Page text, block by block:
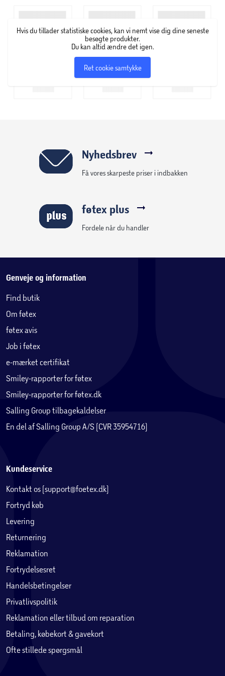
Dukker sælges separat.
Hvis du tillader statistiske cookies, kan vi nemt vise dig dine seneste
besøgte produkter.
Du kan altid ændre det igen.
Ret cookie samtykke
Nyhedsbrev
Få vores skarpeste priser i indbakken
føtex plus
Fordele når du handler
Genveje og information
Find butik
Om føtex
føtex avis
Job i føtex
e-mærket certifikat
Smiley-rapporter for føtex
Smiley-rapporter for føtex.dk
Salling Group tilbagekaldelser
En del af Salling Group A/S (CVR 35954716)
Kundeservice
Kontakt os (support@foetex.dk)
Fortryd køb
Levering
Returnering
Reklamation
Fortrydelsesret
Handelsbetingelser
Privatlivspolitik
Reklamation eller tilbud om reparation
Betaling, købekort & gavekort
Ofte stillede spørgsmål